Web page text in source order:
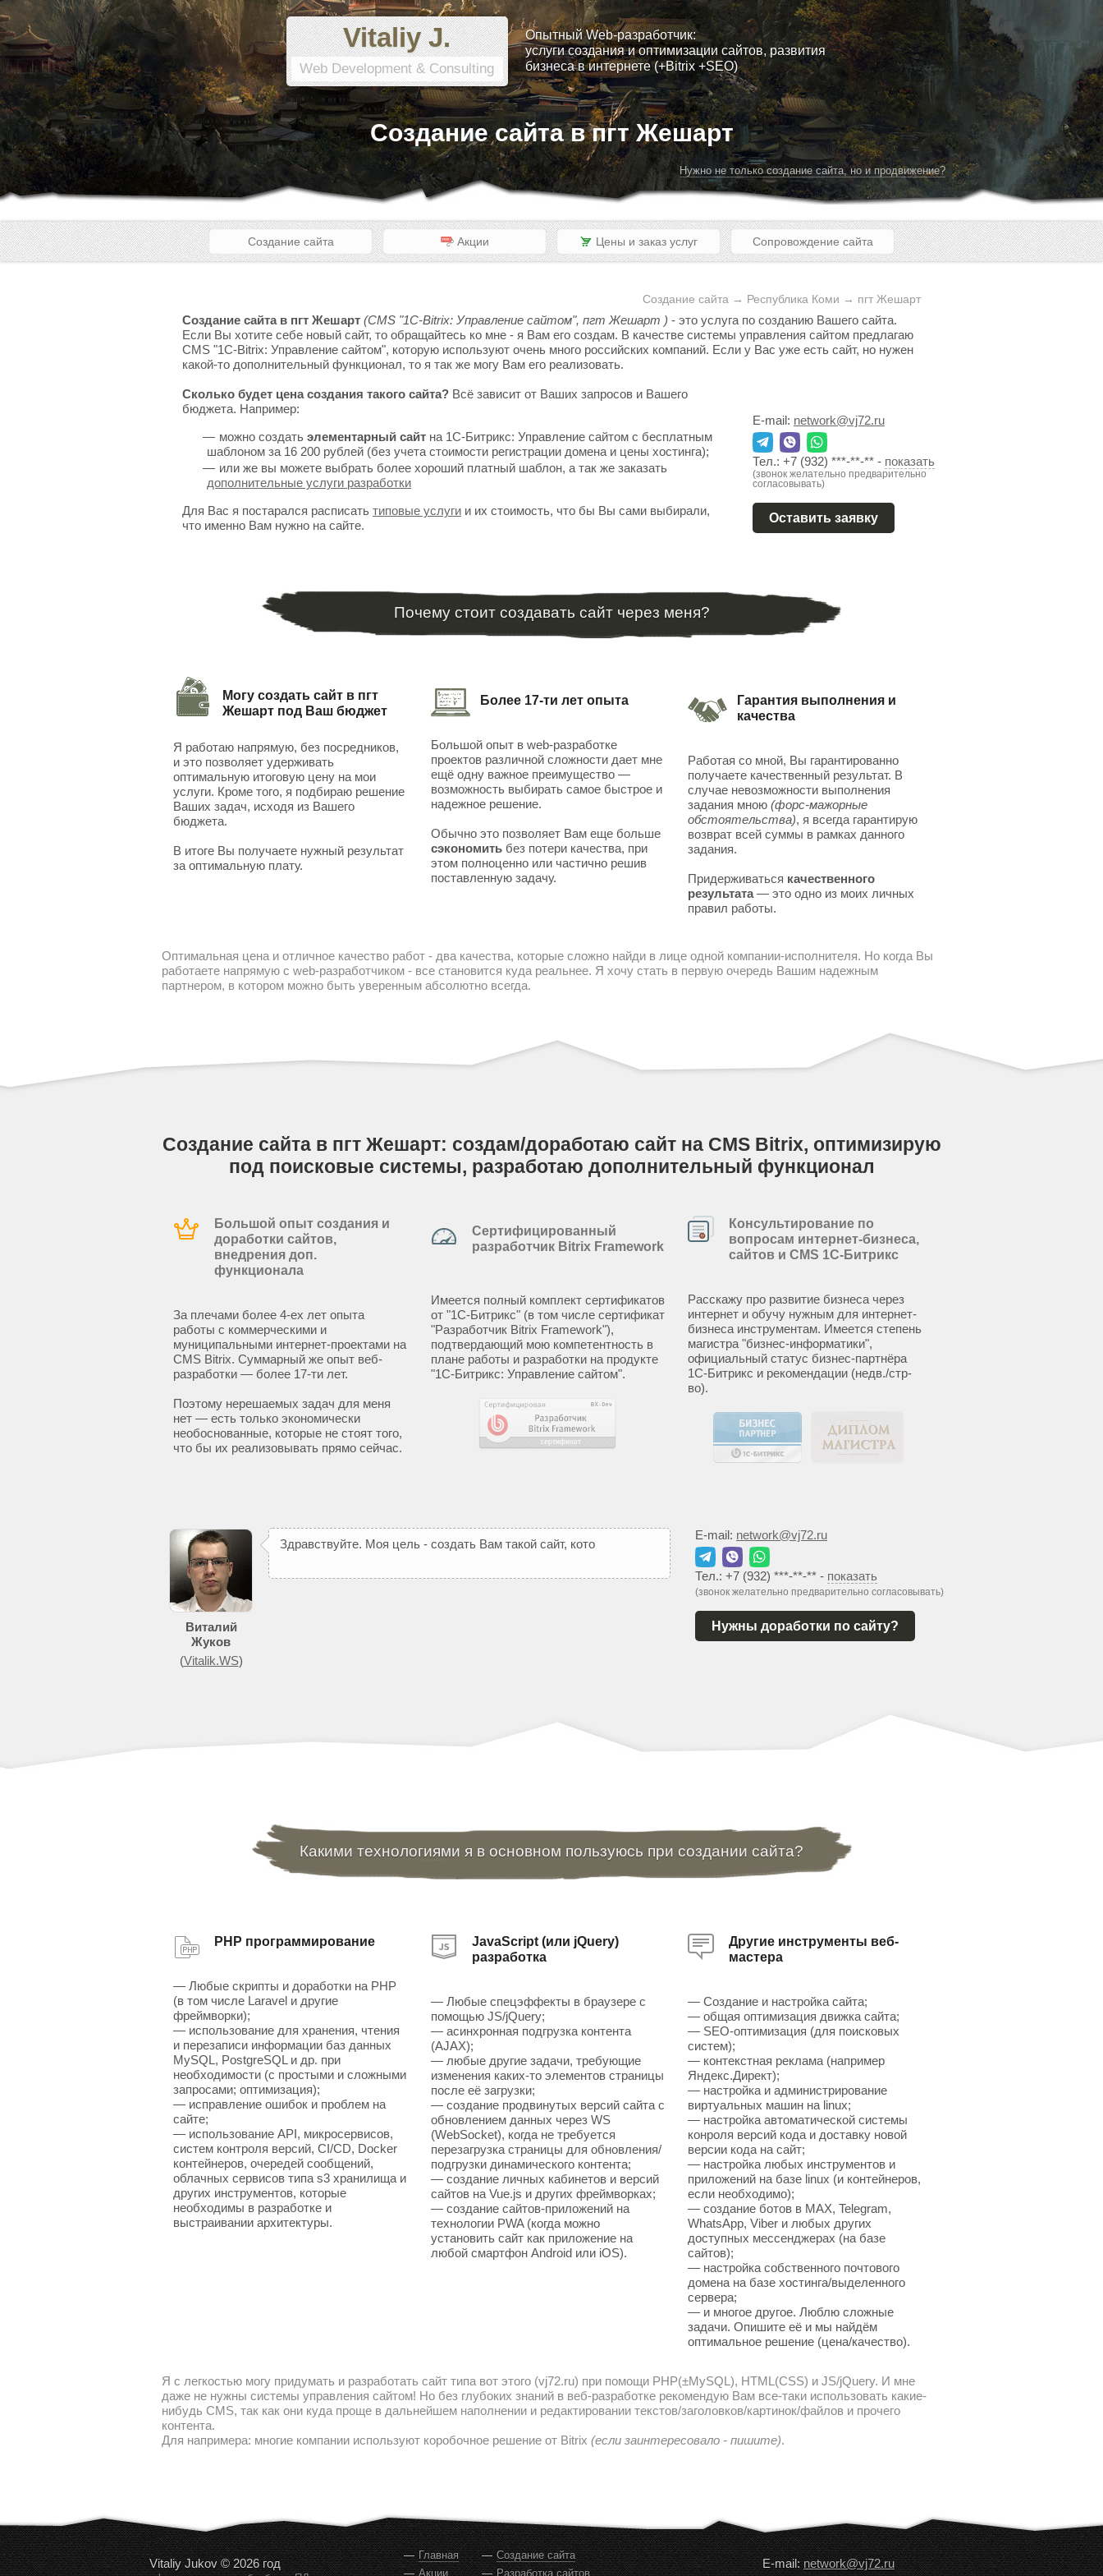
Vitaliy J.
Web Development & Consulting
Опытный Web-разработчик:
услуги создания и оптимизации сайтов, развития
бизнеса в интернете (+Bitrix +SEO)
Создание сайта в пгт Жешарт
Нужно не только создание сайта, но и продвижение?
Создание сайта Акции Цены и заказ услуг Сопровождение сайта
Создание сайта → Республика Коми → пгт Жешарт
Создание сайта в пгт Жешарт (CMS "1C-Bitrix: Управление сайтом", пгт Жешарт ) - это услуга по созданию Вашего сайта.
Если Вы хотите себе новый сайт, то обращайтесь ко мне - я Вам его создам. В качестве системы управления сайтом предлагаю
CMS "1C-Bitrix: Управление сайтом", которую используют очень много российских компаний. Если у Вас уже есть сайт, но нужен
какой-то дополнительный функционал, то я так же могу Вам его реализовать.
Сколько будет цена создания такого сайта? Всё зависит от Ваших запросов и Вашего
бюджета. Например:
можно создать элементарный сайт на 1С-Битрикс: Управление сайтом с бесплатным
шаблоном за 16 200 рублей (без учета стоимости регистрации домена и цены хостинга);
или же вы можете выбрать более хороший платный шаблон, а так же заказать
дополнительные услуги разработки
Для Вас я постарался расписать типовые услуги и их стоимость, что бы Вы сами выбирали,
что именно Вам нужно на сайте.
E-mail: network@vj72.ru
Тел.: +7 (932) ***-**-** - показать
(звонок желательно предварительно
согласовывать)
Оставить заявку
Почему стоит создавать сайт через меня?
Могу создать сайт в пгт
Жешарт под Ваш бюджет
Я работаю напрямую, без посредников,
и это позволяет удерживать
оптимальную итоговую цену на мои
услуги. Кроме того, я подбираю решение
Ваших задач, исходя из Вашего
бюджета.
В итоге Вы получаете нужный результат
за оптимальную плату.
Более 17-ти лет опыта
Большой опыт в web-разработке
проектов различной сложности дает мне
ещё одну важное преимущество —
возможность выбирать самое быстрое и
надежное решение.
Обычно это позволяет Вам еще больше
сэкономитьбез потери качества, при
этом полноценно или частично решив
поставленную задачу.
Гарантия выполнения и
качества
Работая со мной, Вы гарантированно
получаете качественный результат. В
случае невозможности выполнения
задания мною(форс-мажорные
обстоятельства), я всегда гарантирую
возврат всей суммы в рамках данного
задания.
Придерживаться качественного
результата— это одно из моих личных
правил работы.
Оптимальная цена и отличное качество работ - два качества, которые сложно найди в лице одной компании-исполнителя. Но когда Вы
работаете напрямую с web-разработчиком - все становится куда реальнее. Я хочу стать в первую очередь Вашим надежным
партнером, в котором можно быть уверенным абсолютно всегда.
Создание сайта в пгт Жешарт: создам/доработаю сайт на CMS Bitrix, оптимизирую
под поисковые системы, разработаю дополнительный функционал
Большой опыт создания и
доработки сайтов,
внедрения доп.
функционала
За плечами более 4-ех лет опыта
работы с коммерческими и
муниципальными интернет-проектами на
CMS Bitrix. Суммарный же опыт веб-
разработки — более 17-ти лет.
Поэтому нерешаемых задач для меня
нет — есть только экономически
необоснованные, которые не стоят того,
что бы их реализовывать прямо сейчас.
Сертифицированный
разработчик Bitrix Framework
Имеется полный комплект сертификатов
от "1С-Битрикс" (в том числе сертификат
"Разработчик Bitrix Framework"),
подтвердающий мою компетентность в
плане работы и разработки на продукте
"1С-Битрикс: Управление сайтом".
Консультирование по
вопросам интернет-бизнеса,
сайтов и CMS 1С-Битрикс
Расскажу про развитие бизнеса через
интернет и обучу нужным для интернет-
бизнеса инструментам. Имеется степень
магистра "бизнес-информатики",
официальный статус бизнес-партнёра
1С-Битрикс и рекомендации (недв./стр-
во).
Виталий
Жуков
(Vitalik.WS)
Здравствуйте. Моя цель - создать Вам такой сайт, кото
E-mail: network@vj72.ru
Тел.: +7 (932) ***-**-** - показать
(звонок желательно предварительно согласовывать)
Нужны доработки по сайту?
Какими технологиями я в основном пользуюсь при создании сайта?
PHP программирование
— Любые скрипты и доработки на PHP
(в том числе Laravel и другие
фреймворки);
— использование для хранения, чтения
и перезаписи информации баз данных
MySQL, PostgreSQL и др. при
необходимости (с простыми и сложными
запросами; оптимизация);
— исправление ошибок и проблем на
сайте;
— использование API, микросервисов,
систем контроля версий, CI/CD, Docker
контейнеров, очередей сообщений,
облачных сервисов типа s3 хранилища и
других инструментов, которые
необходимы в разработке и
выстраивании архитектуры.
JavaScript (или jQuery)
разработка
— Любые спецэффекты в браузере с
помощью JS/jQuery;
— асинхронная подгрузка контента
(AJAX);
— любые другие задачи, требующие
изменения каких-то элементов страницы
после её загрузки;
— создание продвинутых версий сайта с
обновлением данных через WS
(WebSocket), когда не требуется
перезагрузка страницы для обновления/
подгрузки динамического контента;
— создание личных кабинетов и версий
сайтов на Vue.js и других фреймворках;
— создание сайтов-приложений на
технологии PWA (когда можно
установить сайт как приложение на
любой смартфон Android или iOS).
Другие инструменты веб-
мастера
— Создание и настройка сайта;
— общая оптимизация движка сайта;
— SEO-оптимизация (для поисковых
систем);
— контекстная реклама (например
Яндекс.Директ);
— настройка и администрирование
виртуальных машин на linux;
— настройка автоматической системы
конроля версий кода и доставку новой
версии кода на сайт;
— настройка любых инструментов и
приложений на базе linux (и контейнеров,
если необходимо);
— создание ботов в MAX, Telegram,
WhatsApp, Viber и любых других
доступных мессенджерах (на базе
сайтов);
— настройка собственного почтового
домена на базе хостинга/выделенного
сервера;
— и многое другое. Люблю сложные
задачи. Опишите её и мы найдём
оптимальное решение (цена/качество).
Я с легкостью могу придумать и разработать сайт типа вот этого (vj72.ru) при помощи PHP(±MySQL), HTML(CSS) и JS/jQuery. И мне
даже не нужны системы управления сайтом! Но без глубоких знаний в веб-разработке рекомендую Вам все-таки использовать какие-
нибудь CMS, так как они куда проще в дальнейшем наполнении и редактировании текстов/заголовков/картинок/файлов и прочего
контента.
Для напримера: многие компании используют коробочное решение от Bitrix (если заинтересовало - пишите).
Vitaliy Jukov © 2026 год E-mail:network@vj72.ru
Главная
Акции
Создание сайта
Разработка сайтов